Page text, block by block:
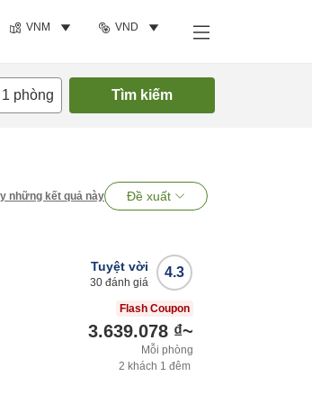
VNM VND
1 phòng Tìm kiếm
những kết quả này Đề xuất
4.3
Tuyệt vời
30 đánh giá
Flash Coupon
3.639.078 ₫~
Mỗi phòng
2 khách 1 đêm